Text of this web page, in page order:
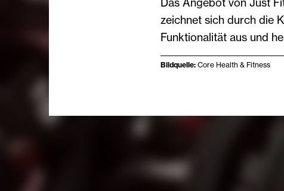
zeichnet sich durch die
Funktionalität aus und
Bildquelle: Core Health & Fitness